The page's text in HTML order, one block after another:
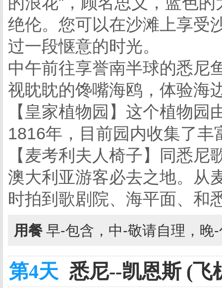
绝伦。您可以在沙滩上享受
过一段惬意的时光。
中午前往享誉南半球的悉尼
视眈眈的馋嘴海鸥，体验海
【皇家植物园】这个植物
1816年，目前园内收集了丰
【麦考利夫人椅子】同悉
澳大利亚游客必去之地。从
时拍到歌剧院、海平面、和
用餐 早-包含，中-敬请自理，晚
第4天 悉尼--凯恩斯 (飞